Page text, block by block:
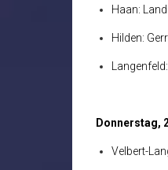
Haan:
Hilden:
Donnerstag,
Velbert-